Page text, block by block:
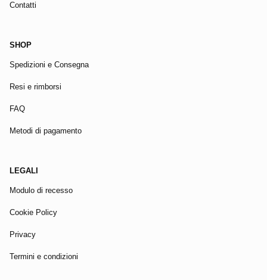
Contatti
SHOP
Spedizioni e Consegna
Resi e rimborsi
FAQ
Metodi di pagamento
LEGALI
Modulo di recesso
Cookie Policy
Privacy
Termini e condizioni